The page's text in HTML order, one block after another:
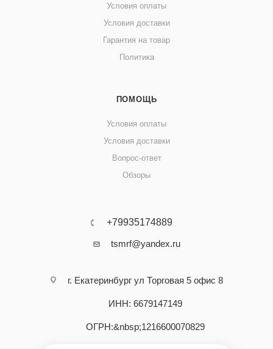
Условия оплаты
Условия доставки
Гарантия на товар
Политика
ПОМОЩЬ
Условия оплаты
Условия доставки
Вопрос-ответ
Обзоры
+79935174889
tsmrf@yandex.ru
г. Екатеринбург ул Торговая 5 офис 8
ИНН: 6679147149
ОГРН:&nbsp;1216600070829